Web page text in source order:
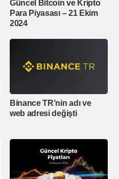
Güncel Bitcoin ve Kripto
Para Piyasası – 21 Ekim
2024
Binance TR’nin adı ve
web adresi değişti